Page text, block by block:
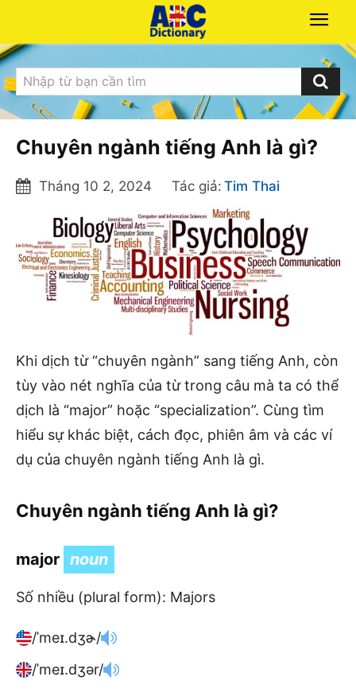
Nhập từ bạn cần tìm
Chuyên ngành tiếng Anh là gì?
Tháng 10 2, 2024 Tác giả: Tim Thai
Khi dịch từ “chuyên ngành” sang tiếng Anh, còn
tùy vào nét nghĩa của từ trong câu mà ta có thể
dịch là “major” hoặc “specialization”. Cùng tìm
hiểu sự khác biệt, cách đọc, phiên âm và các ví
dụ của chuyên ngành tiếng Anh là gì.
Chuyên ngành tiếng Anh là gì?
major noun
Số nhiều (plural form): Majors
/ˈmeɪ.dʒɚ/
/ˈmeɪ.dʒər/